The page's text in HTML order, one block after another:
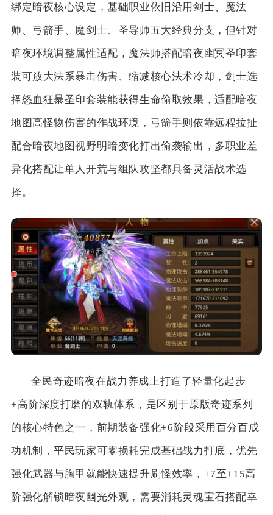
绑定暗夜核心设定，基础职业依旧沿用剑士、魔法
师、弓箭手、魔剑士、圣导师五大经典分支，但针对
暗夜环境调整属性适配，魔法师搭配暗夜幽冥圣印套
装可放大法系暴击伤害、缩减核心法术冷却，剑士选
择怒血狂暴圣印套装能获得生命偷取效果，适配暗夜
地图高怪物伤害的作战环境，弓箭手则依靠远程拉扯
配合暗夜地图视野明暗变化打出偷袭输出，多职业差
异化搭配让单人开荒与组队攻坚都具备灵活战术选
择。
全民奇迹暗夜在战力养成上打造了轻量化起步
+高阶深度打磨的双轨体系，是区别于原版奇迹系列
的核心特色之一，前期装备强化+6阶段采用百分百成
功机制，平民玩家可零损耗完成基础战力打底，优先
强化武器与胸甲就能快速提升刷怪效率，+7至+15高
阶强化解锁暗夜幽光外观，需要消耗灵魂宝石搭配幸